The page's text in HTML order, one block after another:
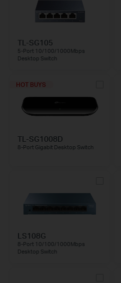
TL-SG105
5-Port 10/100/1000Mbps
Desktop Switch
HOT BUYS
TL-SG1008D
8-Port Gigabit Desktop Switch
LS108G
8-Port 10/100/1000Mbps
Desktop Switch